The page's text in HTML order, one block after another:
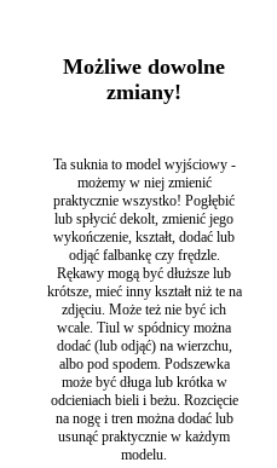
Jeśli zależy Ci na
to wystarczy krótki,
będą idealne zarówno
koszuli i szpilek na
nas możesz wszystko
koronkowe spodnie ślubne
nic prostszego! Jeśli nie
zrobić z tego zestawu
!
– to świetna propozycja
wykorzystać kreację także po
ten model dla Ciebie na
lub zamiast spodni
sukienkę!
Białe suknie ślubne, Ciążowe suknie
suknie ślubne,
suknie ślubne,Suknie na
Możliwe dowolne
zmiany!
Ta suknia to model wyjściowy -
możemy w niej zmienić
praktycznie wszystko! Pogłębić
lub spłycić dekolt, zmienić jego
wykończenie, kształt, dodać lub
odjąć falbankę czy frędzle.
Rękawy mogą być dłuższe lub
krótsze, mieć inny kształt niż te na
zdjęciu. Może też nie być ich
wcale. Tiul w spódnicy można
dodać (lub odjąć) na wierzchu,
albo pod spodem. Podszewka
może być długa lub krótka w
odcieniach bieli i beżu. Rozcięcie
na nogę i tren można dodać lub
usunąć praktycznie w każdym
modelu.